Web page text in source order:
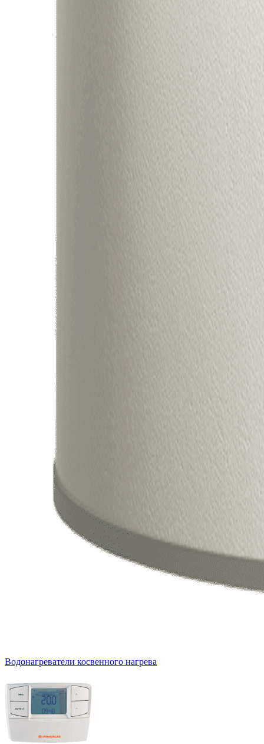
Водонагреватели косвенного нагрева